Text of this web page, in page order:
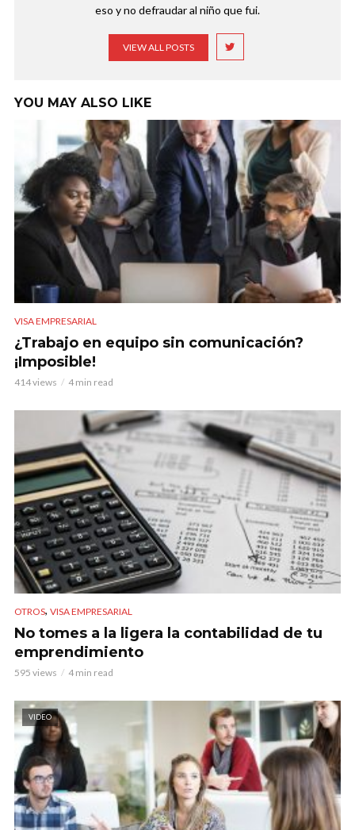
eso y no defraudar al niño que fui.
VIEW ALL POSTS
YOU MAY ALSO LIKE
VISA EMPRESARIAL
¿Trabajo en equipo sin comunicación?
¡Imposible!
414 views 4 min read
OTROS, VISA EMPRESARIAL
No tomes a la ligera la contabilidad de tu
emprendimiento
595 views 4 min read
VIDEO